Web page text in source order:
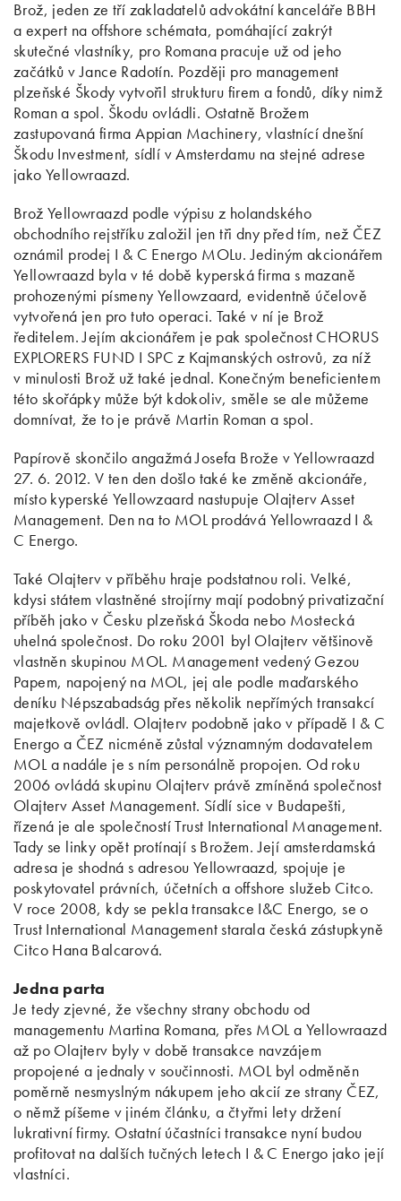
Brož, jeden ze tří zakladatelů advokátní kanceláře BBH
a expert na offshore schémata, pomáhající zakrýt
skutečné vlastníky, pro Romana pracuje už od jeho
začátků v Jance Radotín. Později pro management
plzeňské Škody vytvořil strukturu firem a fondů, díky nimž
Roman a spol. Škodu ovládli. Ostatně Brožem
zastupovaná firma Appian Machinery, vlastnící dnešní
Škodu Investment, sídlí v Amsterdamu na stejné adrese
jako Yellowraazd.
Brož Yellowraazd podle výpisu z holandského
obchodního rejstříku založil jen tři dny před tím, než ČEZ
oznámil prodej I & C Energo MOLu. Jediným akcionářem
Yellowraazd byla v té době kyperská firma s mazaně
prohozenými písmeny Yellowzaard, evidentně účelově
vytvořená jen pro tuto operaci. Také v ní je Brož
ředitelem. Jejím akcionářem je pak společnost CHORUS
EXPLORERS FUND I SPC z Kajmanských ostrovů, za níž
v minulosti Brož už také jednal. Konečným beneficientem
této skořápky může být kdokoliv, směle se ale můžeme
domnívat, že to je právě Martin Roman a spol.
Papírově skončilo angažmá Josefa Brože v Yellowraazd
27. 6. 2012. V ten den došlo také ke změně akcionáře,
místo kyperské Yellowzaard nastupuje Olajterv Asset
Management. Den na to MOL prodává Yellowraazd I &
C Energo.
Také Olajterv v příběhu hraje podstatnou roli. Velké,
kdysi státem vlastněné strojírny mají podobný privatizační
příběh jako v Česku plzeňská Škoda nebo Mostecká
uhelná společnost. Do roku 2001 byl Olajterv většinově
vlastněn skupinou MOL. Management vedený Gezou
Papem, napojený na MOL, jej ale podle maďarského
deníku Népszabadság přes několik nepřímých transakcí
majetkově ovládl. Olajterv podobně jako v případě I & C
Energo a ČEZ nicméně zůstal významným dodavatelem
MOL a nadále je s ním personálně propojen. Od roku
2006 ovládá skupinu Olajterv právě zmíněná společnost
Olajterv Asset Management. Sídlí sice v Budapešti,
řízená je ale společností Trust International Management.
Tady se linky opět protínají s Brožem. Její amsterdamská
adresa je shodná s adresou Yellowraazd, spojuje je
poskytovatel právních, účetních a offshore služeb Citco.
V roce 2008, kdy se pekla transakce I&C Energo, se o
Trust International Management starala česká zástupkyně
Citco Hana Balcarová.
Jedna parta
Je tedy zjevné, že všechny strany obchodu od
managementu Martina Romana, přes MOL a Yellowraazd
až po Olajterv byly v době transakce navzájem
propojené a jednaly v součinnosti. MOL byl odměněn
poměrně nesmyslným nákupem jeho akcií ze strany ČEZ,
o němž píšeme v jiném článku, a čtyřmi lety držení
lukrativní firmy. Ostatní účastníci transakce nyní budou
profitovat na dalších tučných letech I & C Energo jako její
vlastníci.